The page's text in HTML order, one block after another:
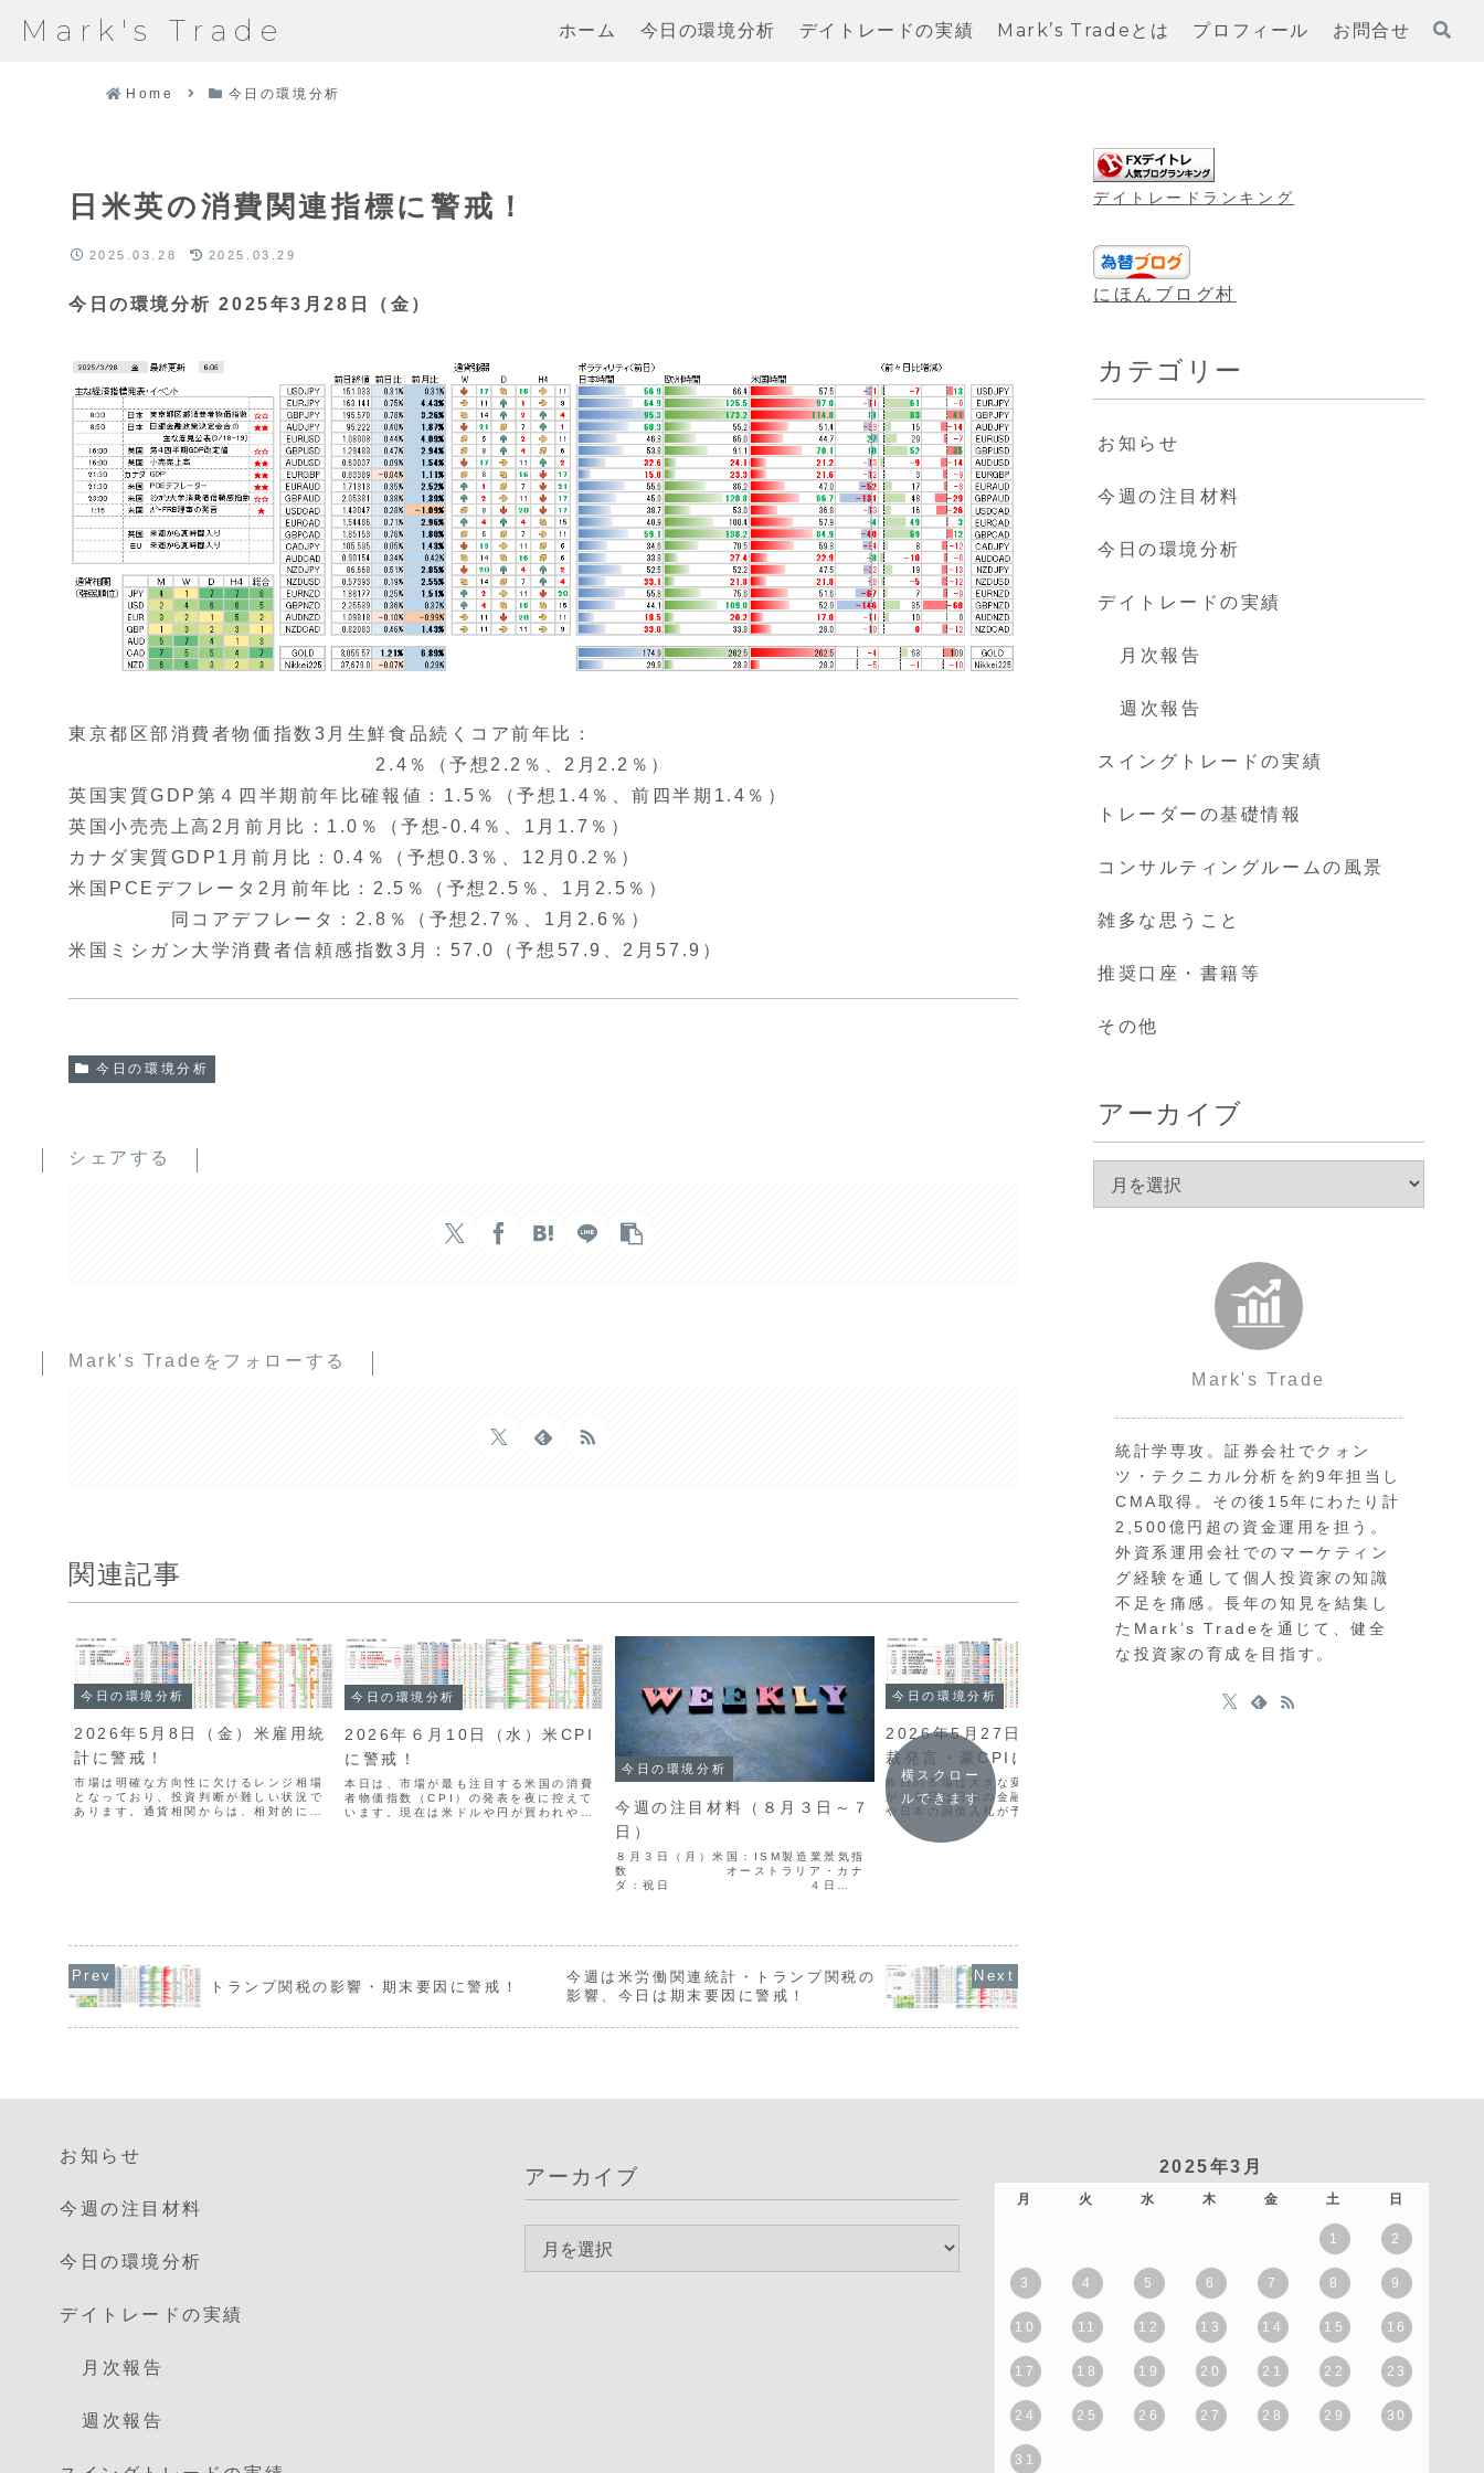
Mark's Trade ホーム 今日の環境分析 デイトレードの実績 Mark’s Tradeとは プロフィール お問合せ
Home 今日の環境分析
日米英の消費関連指標に警戒！
2025.03.28 2025.03.29
今日の環境分析 2025年3月28日（金）
東京都区部消費者物価指数3月生鮮食品続くコア前年比：
2.4％（予想2.2％、2月2.2％）
英国実質GDP第４四半期前年比確報値：1.5％（予想1.4％、前四半期1.4％）
英国小売売上高2月前月比：1.0％（予想-0.4％、1月1.7％）
カナダ実質GDP1月前月比：0.4％（予想0.3％、12月0.2％）
米国PCEデフレータ2月前年比：2.5％（予想2.5％、1月2.5％）
同コアデフレータ：2.8％（予想2.7％、1月2.6％）
米国ミシガン大学消費者信頼感指数3月：57.0（予想57.9、2月57.9）
今日の環境分析
シェアする
Mark's Tradeをフォローする
関連記事
今日の環境分析
2026年5月8日（金）米雇用統
計に警戒！
市場は明確な方向性に欠けるレンジ相場
となっており、投資判断が難しい状況で
あります。通貨相関からは、相対的に豪
今日の環境分析
2026年６月10日（水）米CPI
に警戒！
本日は、市場が最も注目する米国の消費
者物価指数（CPI）の発表を夜に控えて
います。現在は米ドルや円が買われやす
今日の環境分析
今週の注目材料（８月３日～７
日）
８月３日（月）米国：ISM製造業景気指
数 オーストラリア・カナ
ダ：祝日 ４日
今日の環境分析
2026年5月27日（水）日銀総
裁発言・豪CPIに注目！
昨日の市場は大きな変化に欠けました
が、本日は日米の金融当局者による発言
や日本の国債入札が予定されており、相
場が活発化する可能性が高いと考えてい
ます。特にオーストラリアの消費者物価
今日の環境分析
横スクロー
ルできます
トランプ関税の影響・期末要因に警戒！
今週は米労働関連統計・トランプ関税の
影響、今日は期末要因に警戒！
デイトレードランキング
にほんブログ村
カテゴリー
お知らせ
今週の注目材料
今日の環境分析
デイトレードの実績
月次報告
週次報告
スイングトレードの実績
トレーダーの基礎情報
コンサルティングルームの風景
雑多な思うこと
推奨口座・書籍等
その他
アーカイブ
Mark's Trade
統計学専攻。証券会社でクォン
ツ・テクニカル分析を約9年担当し
CMA取得。その後15年にわたり計
2,500億円超の資金運用を担う。
外資系運用会社でのマーケティン
グ経験を通して個人投資家の知識
不足を痛感。長年の知見を結集し
たMark’s Tradeを通じて、健全
な投資家の育成を目指す。
お知らせ
今週の注目材料
今日の環境分析
デイトレードの実績
月次報告
週次報告
アーカイブ 2025年3月
月 火 水 木 金 土 日
1 2
3 4 5 6 7 8 9
10 11 12 13 14 15 16
17 18 19 20 21 22 23
24 25 26 27 28 29 30
31